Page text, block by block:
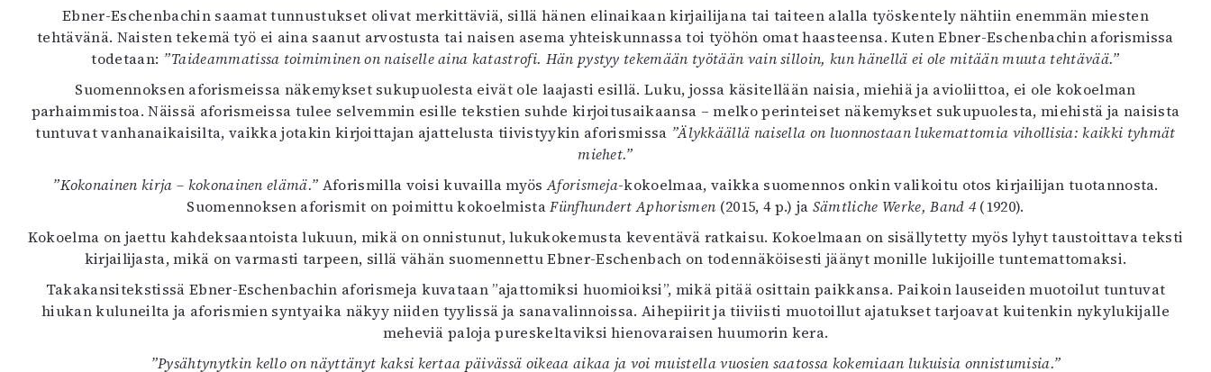
Ebner-Eschenbachin saamat tunnustukset olivat merkittäviä, sillä hänen elinaikaan kirjailijana tai taiteen alalla työskentely nähtiin enemmän miesten
tehtävänä. Naisten tekemä työ ei aina saanut arvostusta tai naisen asema yhteiskunnassa toi työhön omat haasteensa. Kuten Ebner-Eschenbachin aforismissa
todetaan: ”Taideammatissa toimiminen on naiselle aina katastrofi. Hän pystyy tekemään työtään vain silloin, kun hänellä ei ole mitään muuta tehtävää.”
Suomennoksen aforismeissa näkemykset sukupuolesta eivät ole laajasti esillä. Luku, jossa käsitellään naisia, miehiä ja avioliittoa, ei ole kokoelman
parhaimmistoa. Näissä aforismeissa tulee selvemmin esille tekstien suhde kirjoitusaikaansa – melko perinteiset näkemykset sukupuolesta, miehistä ja naisista
tuntuvat vanhanaikaisilta, vaikka jotakin kirjoittajan ajattelusta tiivistyykin aforismissa ”Älykkäällä naisella on luonnostaan lukemattomia vihollisia: kaikki tyhmät
miehet.”
”Kokonainen kirja – kokonainen elämä.” Aforismilla voisi kuvailla myösAforismeja-kokoelmaa, vaikka suomennos onkin valikoitu otos kirjailijan tuotannosta.
Suomennoksen aforismit on poimittu kokoelmistaFünfhundert Aphorismen (2015, 4 p.) ja Sämtliche Werke, Band 4 (1920).
Kokoelma on jaettu kahdeksaantoista lukuun, mikä on onnistunut, lukukokemusta keventävä ratkaisu. Kokoelmaan on sisällytetty myös lyhyt taustoittava teksti
kirjailijasta, mikä on varmasti tarpeen, sillä vähän suomennettu Ebner-Eschenbach on todennäköisesti jäänyt monille lukijoille tuntemattomaksi.
Takakansitekstissä Ebner-Eschenbachin aforismeja kuvataan ”ajattomiksi huomioiksi”, mikä pitää osittain paikkansa. Paikoin lauseiden muotoilut tuntuvat
hiukan kuluneilta ja aforismien syntyaika näkyy niiden tyylissä ja sanavalinnoissa. Aihepiirit ja tiiviisti muotoillut ajatukset tarjoavat kuitenkin nykylukijalle
meheviä paloja pureskeltaviksi hienovaraisen huumorin kera.
”Pysähtynytkin kello on näyttänyt kaksi kertaa päivässä oikeaa aikaa ja voi muistella vuosien saatossa kokemiaan lukuisia onnistumisia.”